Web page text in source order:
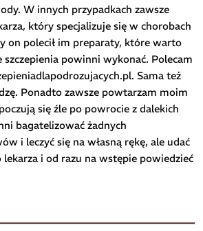
W innych przypadkach zawsze
który specjalizuje się w chorobach
on polecił im preparaty, które warto
szczepienia powinni wykonać. Polecam
Sama też
Ponadto zawsze powtarzam moim
się źle po powrocie z dalekich
bagatelizować żadnych
i leczyć się na własną rękę, ale udać
lekarza i od razu na wstępie powiedzieć